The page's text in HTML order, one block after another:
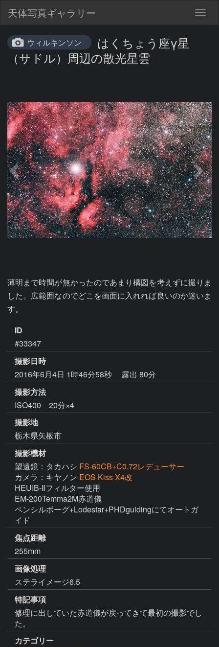
天体写真ギャラリー
ウィルキンソン
はくちょう座γ星
（サドル）周辺の散光星雲
薄明まで時間が無かったのであまり構図を考えずに撮りま
した。広範囲なのでどこを画面に入れれば良いのか迷いま
す。
ID
#33347
撮影日時
2016年6月4日 1時46分58秒
露出 80分
撮影方法
ISO400 20分×4
撮影地
栃木県矢板市
撮影機材
望遠鏡：タカハシ FS-60CB+C0.72レデューサー
カメラ：キヤノン EOS Kiss X4改
HEUIB-Ⅱフィルター使用
EM-200Temma2M赤道儀
ペンシルボーグ+Lodestar+PHDguidingにてオートガ
イド
焦点距離
255mm
画像処理
ステライメージ6.5
特記事項
修理に出していた赤道儀が戻ってきて最初の撮影でし
た。
カテゴリー